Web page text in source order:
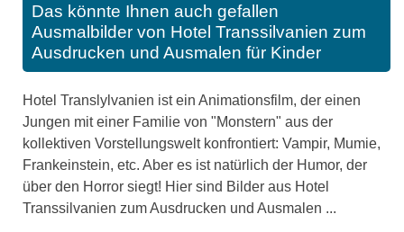
Das könnte Ihnen auch gefallen
Ausmalbilder von Hotel Transsilvanien zum
Ausdrucken und Ausmalen für Kinder
Hotel Translylvanien ist ein Animationsfilm, der einen
Jungen mit einer Familie von "Monstern" aus der
kollektiven Vorstellungswelt konfrontiert: Vampir, Mumie,
Frankeinstein, etc. Aber es ist natürlich der Humor, der
über den Horror siegt! Hier sind Bilder aus Hotel
Transsilvanien zum Ausdrucken und Ausmalen ...